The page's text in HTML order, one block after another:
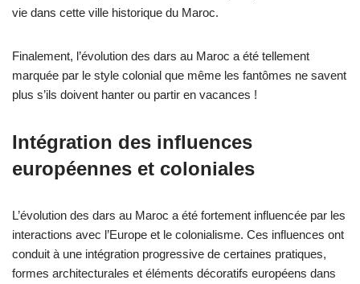
vie dans cette ville historique du Maroc.
Finalement, l’évolution des dars au Maroc a été tellement
marquée par le style colonial que même les fantômes ne savent
plus s’ils doivent hanter ou partir en vacances !
Intégration des influences
européennes et coloniales
L’évolution des dars au Maroc a été fortement influencée par les
interactions avec l’Europe et le colonialisme. Ces influences ont
conduit à une intégration progressive de certaines pratiques,
formes architecturales et éléments décoratifs européens dans